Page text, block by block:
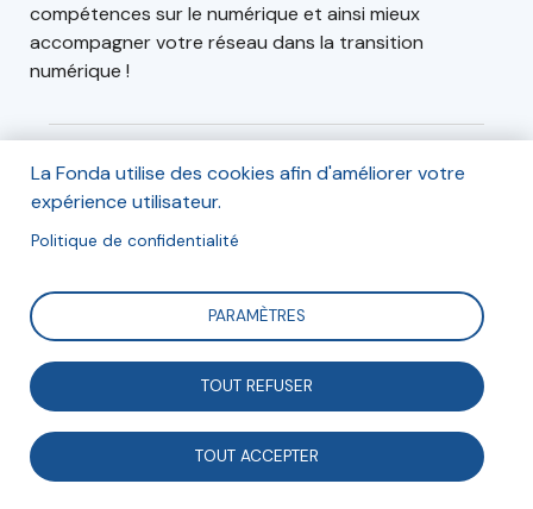
compétences sur le numérique et ainsi mieux
accompagner votre réseau dans la transition
numérique !
Inscription
Inscription gratuite mais obligatoire de 14h à 15h30
Présentation
La Fonda utilise des cookies afin d'améliorer votre
expérience utilisateur.
Politique de confidentialité
PARAMÈTRES
TOUT REFUSER
TOUT ACCEPTER